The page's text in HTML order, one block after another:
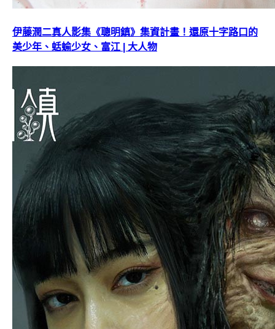
伊藤潤二真人影集《聰明鎮》集資計畫！還原十字路口的
美少年、蛞蝓少女、富江 | 大人物